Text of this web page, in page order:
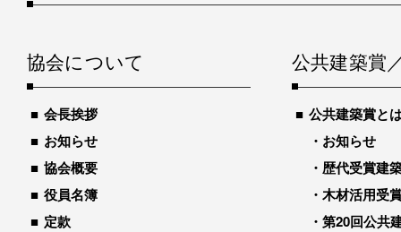
協会について
会長挨拶
お知らせ
協会概要
役員名簿
定款
公共建築賞
公共建築賞と
お知らせ
歴代受賞建
木材活用受
第20回公共